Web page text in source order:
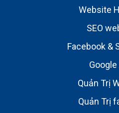
Website
SEO
Facebook &
Google
Quản Trị
Quản Trị